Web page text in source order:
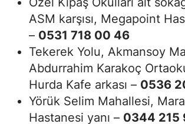
ASM karşısı, Megapoint
– 0531 718 00 46
Tekerek Yolu, Akmansoy
Abdurrahim Karakoç
Hurda Kafe arkası – 0536
Yörük Selim Mahallesi,
Hastanesi yanı – 0344 215